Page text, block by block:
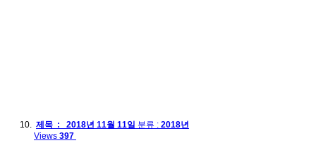
제목 : 2018년 11월 11일 분류 : 2018년
Views 397